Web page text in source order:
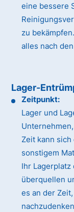
eine bessere
zu
alles nach
Lager-
Zeitpunkt:
Lager und
Zeit kann sich
sonstigem
Ihr Lagerplatz
überquellen
es an der